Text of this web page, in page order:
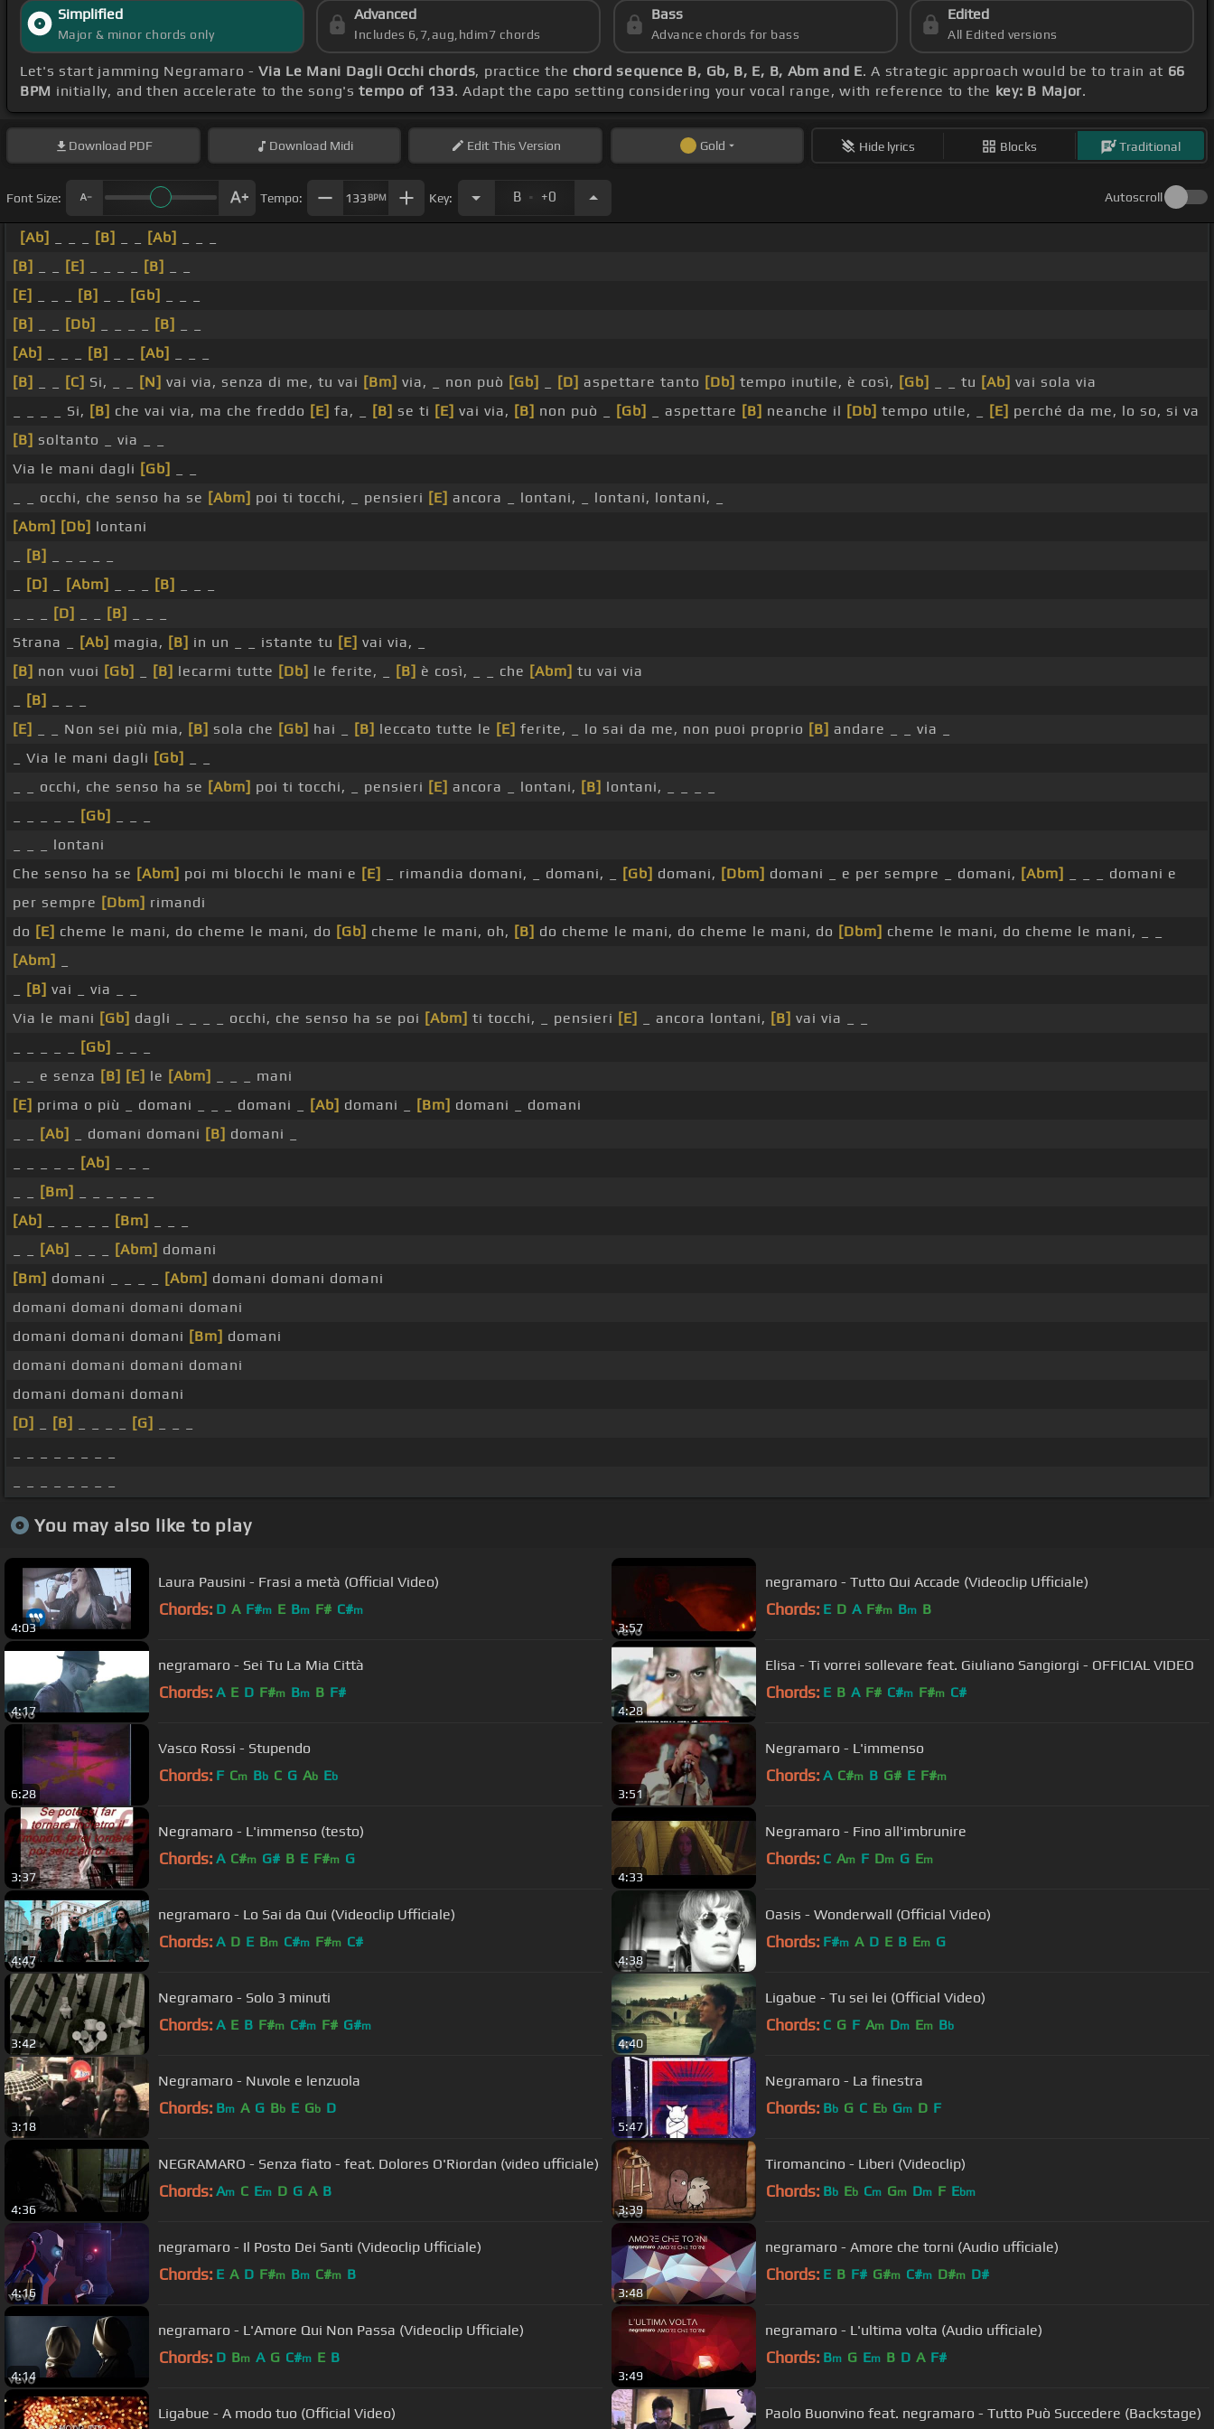
Simplified
Major & minor chords only
Advanced
Includes 6,7,aug,hdim7 chords
Bass
Advance chords for bass
Edited
All Edited versions
Let's start jamming Negramaro -Via Le Mani Dagli Occhi chords, practice the chord sequence B, Gb, B, E, B, Abm and E. A strategic approach would be to train at 66
BPM initially, and then accelerate to the song'stempo of 133. Adapt the capo setting considering your vocal range, with reference to the key: B Major.
Download PDF Download Midi EditThis Version Gold Hide lyrics Blocks Traditional
Font Size: Tempo: 133 BPM Key: B . +0 Autoscroll
[Ab] [B] [Ab]
[B]
[E] [B]
[E]
[B] [Gb]
[B]
[Db] [B]
[Ab]
[B] [Ab]
[B]
[C] Si, _ _ [N] vai via, senza di me, tu vai [Bm] via, _ non può [Gb] [D] aspettare tanto [Db] tempo inutile, è così, [Gb] _ _ tu [Ab] vai sola via
_ _ _ _ Si, [B] che vai via, ma che freddo [E] fa, _ [B] se ti [E] vai via, [B] non può _ [Gb] _ aspettare [B] neanche il [Db] tempo utile, _ [E] perché da me, lo so, si va
[B] soltanto _ via _ _
Via le mani dagli [Gb]
_ _ occhi, che senso ha se [Abm] poi ti tocchi, _ pensieri [E] ancora _ lontani, _ lontani, lontani, _
[Abm] [Db] lontani
[B]
[D] [Abm] [B]
[D] [B]
Strana _
[Ab] magia, [B] in un _ _ istante tu [E] vai via, _
[B] non vuoi [Gb] [B] lecarmi tutte [Db] le ferite, _ [B] è così, _ _ che [Abm] tu vai via
[B]
[E]
_ _ Non sei più mia, [B] sola che [Gb] hai _ [B] leccato tutte le [E] ferite, _ lo sai da me, non puoi proprio [B] andare _ _ via _
_ Via le mani dagli [Gb]
_ _ occhi, che senso ha se [Abm] poi ti tocchi, _ pensieri [E] ancora _ lontani, [B] lontani, _ _ _ _
[Gb]
_ _ _ lontani
Che senso ha se [Abm] poi mi blocchi le mani e [E] _ rimandia domani, _ domani, _ [Gb] domani, [Dbm] domani _ e per sempre _ domani, [Abm]
_ _ _ domani e
per sempre [Dbm] rimandi
do [E] cheme le mani, do cheme le mani, do [Gb] cheme le mani, oh, [B] do cheme le mani, do cheme le mani, do [Dbm] cheme le mani, do cheme le mani, _ _
[Abm]
[B] vai _ via _ _
Via le mani [Gb] dagli _ _ _ _ occhi, che senso ha se poi [Abm] ti tocchi, _ pensieri [E] _ ancora lontani, [B] vai via _ _
[Gb]
_ _ e senza [B] [E] le [Abm]
_ _ _ mani
[E] prima o più _ domani _ _ _ domani _ [Ab] domani _ [Bm] domani _ domani
[Ab] _ domani domani [B] domani _
[Ab]
[Bm]
[Ab]
[Bm]
[Ab] [Abm] domani
[Bm] domani _ _ _ _ [Abm] domani domani domani
domani domani domani domani
domani domani domani [Bm] domani
domani domani domani domani
domani domani domani
[D]
[B] [G]
You may also like to play
4:03
Laura Pausini - Frasi a metà (Official Video)
Chords: D A F#m E Bm F# C#m
3:57
negramaro - Tutto Qui Accade (Videoclip Ufficiale)
Chords: E D A F#m Bm B
4:17
negramaro - Sei Tu La Mia Città
Chords: A E D F#m Bm B F#
4:28
Elisa - Ti vorrei sollevare feat. Giuliano Sangiorgi - OFFICIAL VIDEO
Chords: E B A F# C#m F#m C#
6:28
Vasco Rossi - Stupendo
Chords: F Cm Bb C G Ab Eb
3:51
Negramaro - L'immenso
Chords: A C#m B G# E F#m
3:37
Negramaro - L'immenso (testo)
Chords: A C#m G# B E F#m G
4:33
Negramaro - Fino all'imbrunire
Chords: C Am F Dm G Em
4:47
negramaro - Lo Sai da Qui (Videoclip Ufficiale)
Chords: A D E Bm C#m F#m C#
4:38
Oasis - Wonderwall (Official Video)
Chords: F#m A D E B Em G
3:42
Negramaro - Solo 3 minuti
Chords: A E B F#m C#m F# G#m
4:40
Ligabue - Tu sei lei (Official Video)
Chords: C G F Am Dm Em Bb
3:18
Negramaro - Nuvole e lenzuola
Chords: Bm A G Bb E Gb D
5:47
Negramaro - La finestra
Chords: Bb G C Eb Gm D F
4:36
NEGRAMARO - Senza fiato - feat. Dolores O'Riordan (video ufficiale)
Chords: Am C Em D G A B
3:39
Tiromancino - Liberi (Videoclip)
Chords: Bb Eb Cm Gm Dm F Ebm
4:16
negramaro - Il Posto Dei Santi (Videoclip Ufficiale)
Chords: E A D F#m Bm C#m B
3:48
negramaro - Amore che torni (Audio ufficiale)
Chords: E B F# G#m C#m D#m D#
4:14
negramaro - L'Amore Qui Non Passa (Videoclip Ufficiale)
Chords: D Bm A G C#m E B
3:49
negramaro - L'ultima volta (Audio ufficiale)
Chords: Bm G Em B D A F#
Ligabue - A modo tuo (Official Video) Paolo Buonvino feat. negramaro - Tutto Può Succedere (Backstage)